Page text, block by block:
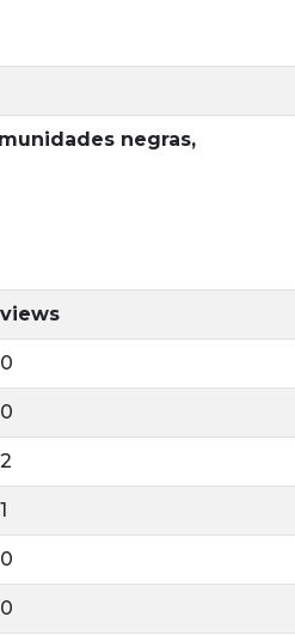
negras,
views
0
0
2
1
0
0